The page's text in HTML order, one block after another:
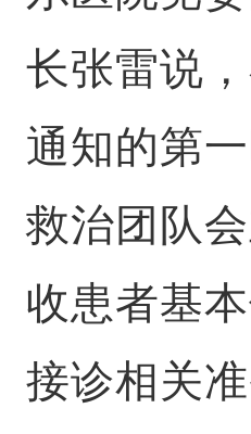
长张雷说
通知的第
救治团队
收患者基
接诊相关